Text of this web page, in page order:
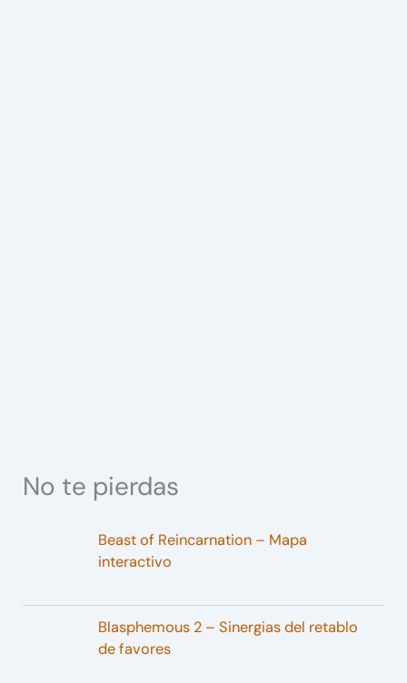
No te pierdas
Beast of Reincarnation – Mapa
interactivo
Blasphemous 2 – Sinergias del retablo
de favores